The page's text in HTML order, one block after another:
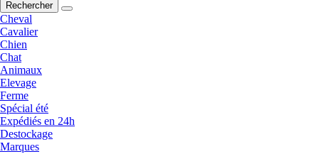
Rechercher
Cheval
Cavalier
Chien
Chat
Animaux
Elevage
Ferme
Spécial été
Expédiés en 24h
Destockage
Marques